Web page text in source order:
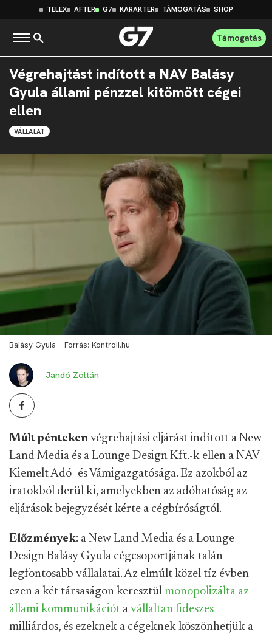
TELEX AFTER G7 KARAKTER TÁMOGATÁS SHOP
Támogatás
Végrehajtást indított a NAV Balásy
Gyula állami pénzzel kitömött cégei
ellen
VÁLLALAT
Balásy Gyula – Forrás: Kontroll.hu
Jandó Zoltán
Múlt pénteken végrehajtási eljárást indított a New
Land Media és a Lounge Design Kft.-k ellen a NAV
Kiemelt Adó- és Vámigazgatósága. Ez azokból az
iratokból derül ki, amelyekben az adóhatóság az
eljárások bejegyzését kérte a cégbíróságtól.
Előzmények: a New Land Media és a Lounge
Design Balásy Gyula cégcsoportjának talán
legfontosabb vállalatai. Az elmúlt közel tíz évben
ezen a két társaságon keresztül monopolizálta az
állami kommunikációt a vállaltan fideszes
milliárdos, és ezeknek a cégeknek köszönhetjük a